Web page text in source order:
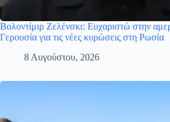
Βολοντίμιρ Ζελένσκι: Eυχαριστώ στην
Γερουσία για τις νέες κυρώσεις στη Ρωσία
8 Αυγούστου, 2026